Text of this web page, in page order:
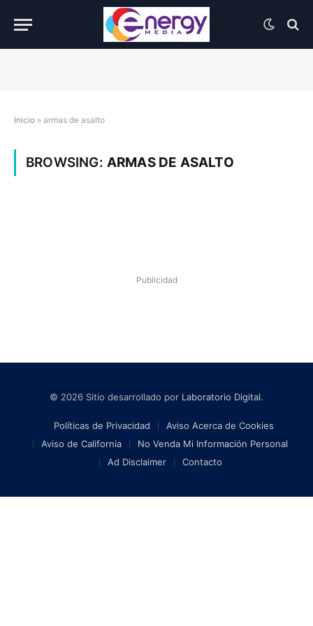
Inicio » armas de asalto
BROWSING: ARMAS DE ASALTO
Publicidad
© 2026 Sitio desarrollado por Laboratorio Digital.
Políticas de Privacidad
Aviso Acerca de Cookies
Aviso de California
No Venda Mi Información Personal
Ad Disclaimer
Contacto